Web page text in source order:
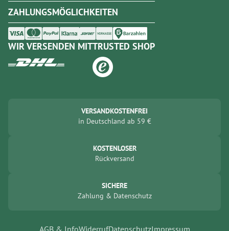
ZAHLUNGSMÖGLICHKEITEN
WIR VERSENDEN MITTRUSTED SHOP
VERSANDKOSTENFREI
in Deutschland ab 59 €
KOSTENLOSER
Rückversand
SICHERE
Zahlung & Datenschutz
AGB & InfoWiderrufDatenschutzImpressum